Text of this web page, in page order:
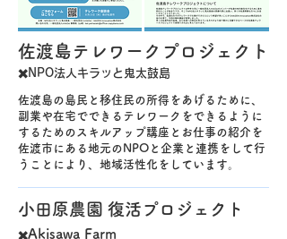
佐渡島テレワークプロジェクト
✖️NPO法人キラ ッと鬼太鼓島
​佐渡島の島民と移住民の所得をあげるために、
副業や在宅でできるテレワークをできるように
するためのスキルアップ講座とお仕事の紹介を
佐渡市にある地元のNPOと企業と連携をして行
うことにより、地域活性化をしています。
​小田原農園 復活プロジェクト
✖️Akisawa Farm